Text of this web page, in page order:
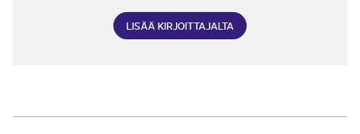
LISÄÄ KIRJOITTAJALTA